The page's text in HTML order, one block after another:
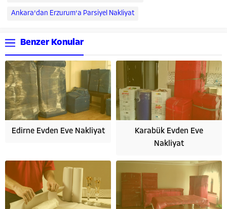
Ankara'dan Erzurum'a Parsiyel Nakliyat
Benzer Konular
Edirne Evden Eve Nakliyat
Karabük Evden Eve
Nakliyat